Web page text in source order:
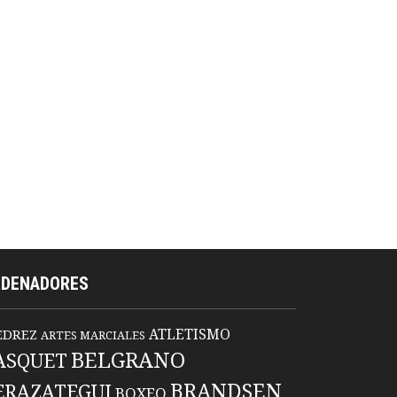
ARTES MARCIALES ATLETISMO
BELGRANO
BRANDSEN